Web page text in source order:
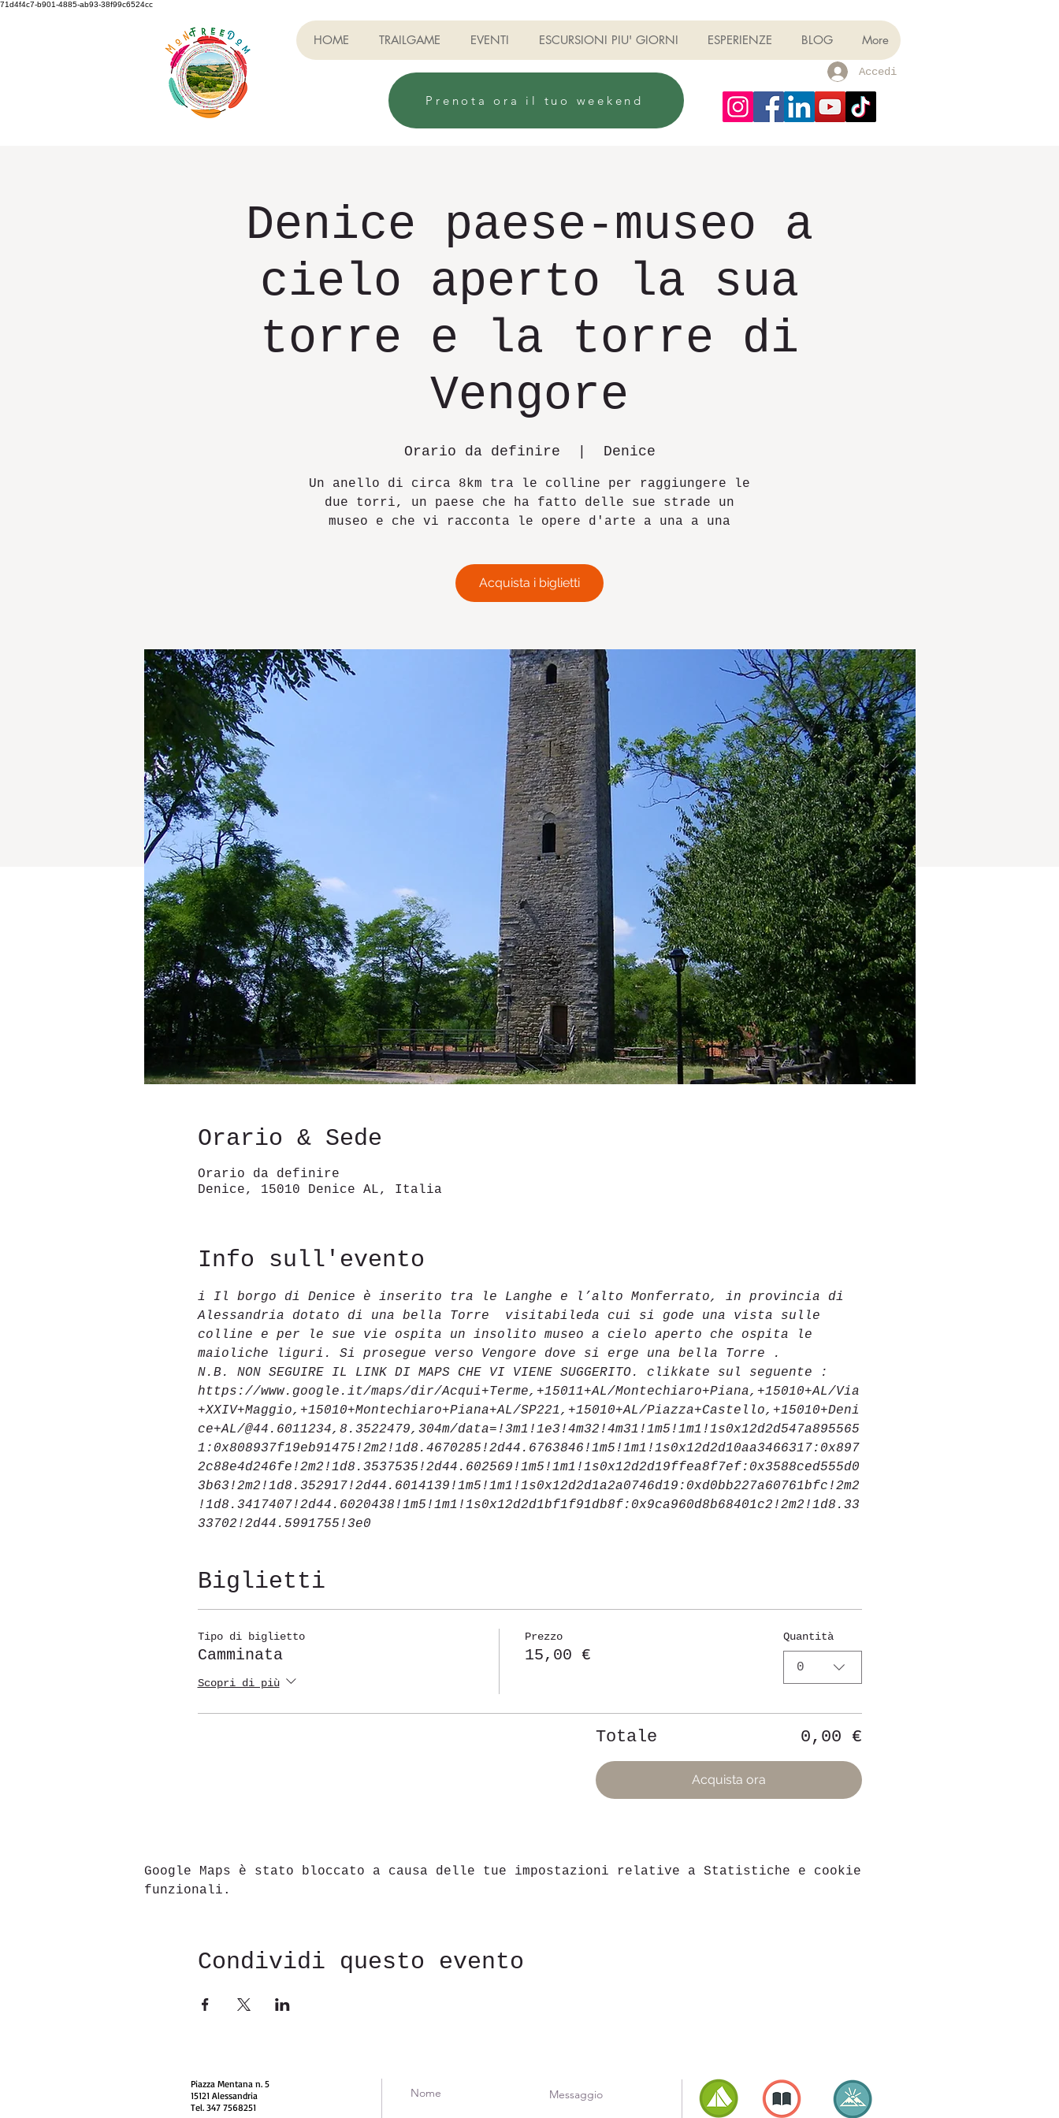
71d4f4c7-b901-4885-ab93-38f99c6524cc
HOME TRAILGAME EVENTI ESCURSIONI PIU' GIORNI ESPERIENZE BLOG More
Accedi
Prenota ora il tuo weekend
Denice paese-museo a
cielo aperto la sua
torre e la torre di
Vengore
Orario da definire Denice
Un anello di circa 8km tra le colline per raggiungere le
due torri, un paese che ha fatto delle sue strade un
museo e che vi racconta le opere d'arte a una a una
Acquista i biglietti
Orario & Sede
Orario da definire
Denice, 15010 Denice AL, Italia
Info sull'evento
i Il borgo di Denice è inserito tra le Langhe e l’alto Monferrato, in provincia di
Alessandria dotato di una bella Torre  visitabileda cui si gode una vista sulle
colline e per le sue vie ospita un insolito museo a cielo aperto che ospita le
maioliche liguri. Si prosegue verso Vengore dove si erge una bella Torre .
N.B. NON SEGUIRE IL LINK DI MAPS CHE VI VIENE SUGGERITO. clikkate sul seguente :
https://www.google.it/maps/dir/Acqui+Terme,+15011+AL/Montechiaro+Piana,+15010+AL/Via
+XXIV+Maggio,+15010+Montechiaro+Piana+AL/SP221,+15010+AL/Piazza+Castello,+15010+Deni
ce+AL/@44.6011234,8.3522479,304m/data=!3m1!1e3!4m32!4m31!1m5!1m1!1s0x12d2d547a895565
1:0x808937f19eb91475!2m2!1d8.4670285!2d44.6763846!1m5!1m1!1s0x12d2d10aa3466317:0x897
2c88e4d246fe!2m2!1d8.3537535!2d44.602569!1m5!1m1!1s0x12d2d19ffea8f7ef:0x3588ced555d0
3b63!2m2!1d8.352917!2d44.6014139!1m5!1m1!1s0x12d2d1a2a0746d19:0xd0bb227a60761bfc!2m2
!1d8.3417407!2d44.6020438!1m5!1m1!1s0x12d2d1bf1f91db8f:0x9ca960d8b68401c2!2m2!1d8.33
33702!2d44.5991755!3e0
Biglietti
Tipo di biglietto
Camminata
Scopri di più
Prezzo
15,00 €
Quantità
0
Totale 0,00 €
Acquista ora
Google Maps è stato bloccato a causa delle tue impostazioni relative a Statistiche e cookie
funzionali.
Condividi questo evento
Piazza Mentana n. 5
15121 Alessandria
Tel. 347 7568251